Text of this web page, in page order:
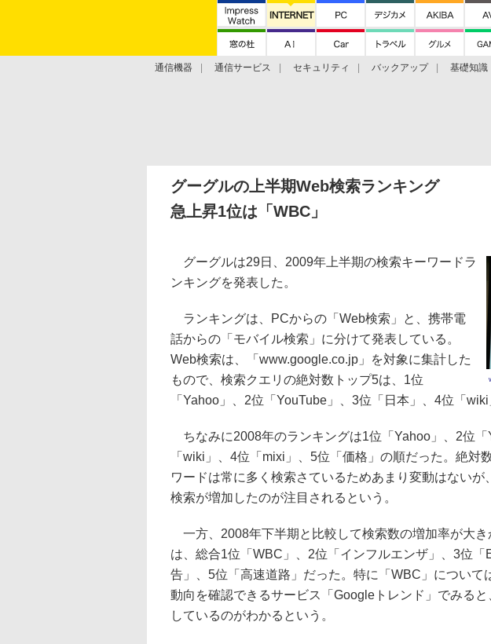
通信機器 通信サービス セキュリティ バックアップ 基礎知識
グーグルの上半期Web検索ランキング
急上昇1位は「WBC」
グーグルは29日、2009年上半期の検索キーワードラ
ンキングを発表した。
ランキングは、PCからの「Web検索」と、携帯電
話からの「モバイル検索」に分けて発表している。
Web検索は、「www.google.co.jp」を対象に集計した
もので、検索クエリの絶対数トップ5は、1位
「Yahoo」、2位「YouTube」、3位「日本」、4位「
ちなみに2008年のランキングは1位「Yahoo」、2位「
「wiki」、4位「mixi」、5位「価格」の順だった。絶対
ワードは常に多く検索さているためあまり変動はない
検索が増加したのが注目されるという。
一方、2008年下半期と比較して検索数の増加率が大
は、総合1位「WBC」、2位「インフルエンザ」、3位「
告」、5位「高速道路」だった。特に「WBC」について
動向を確認できるサービス「Googleトレンド」でみる
しているのがわかるという。